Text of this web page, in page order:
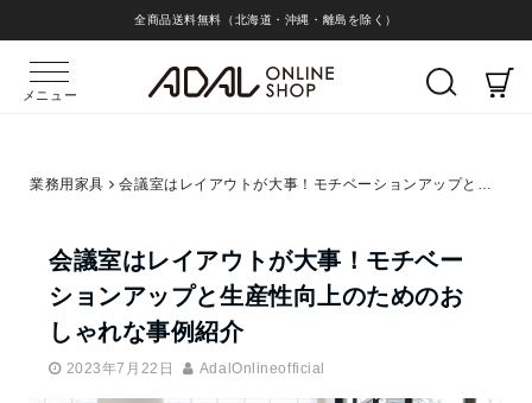
全商品送料無料（北海道・沖縄・離島を除く）
メニュー
業務用家具 会議室はレイアウトが大事！モチベーションアップと生産性向上のためのおしゃれな事例紹介
会議室はレイアウトが大事！モチベー
ションアップと生産性向上のためのお
しゃれな事例紹介
2023年7月22日 AdalOnlineofficial